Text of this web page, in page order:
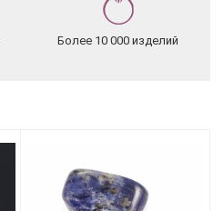
Более 10 000 изделий